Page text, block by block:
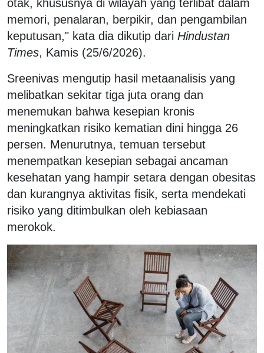
otak, khususnya di wilayah yang terlibat dalam
memori, penalaran, berpikir, dan pengambilan
keputusan," kata dia dikutip dari Hindustan
Times, Kamis (25/6/2026).
Sreenivas mengutip hasil metaanalisis yang
melibatkan sekitar tiga juta orang dan
menemukan bahwa kesepian kronis
meningkatkan risiko kematian dini hingga 26
persen. Menurutnya, temuan tersebut
menempatkan kesepian sebagai ancaman
kesehatan yang hampir setara dengan obesitas
dan kurangnya aktivitas fisik, serta mendekati
risiko yang ditimbulkan oleh kebiasaan
merokok.